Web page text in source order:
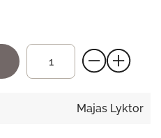
Majas Lyktor